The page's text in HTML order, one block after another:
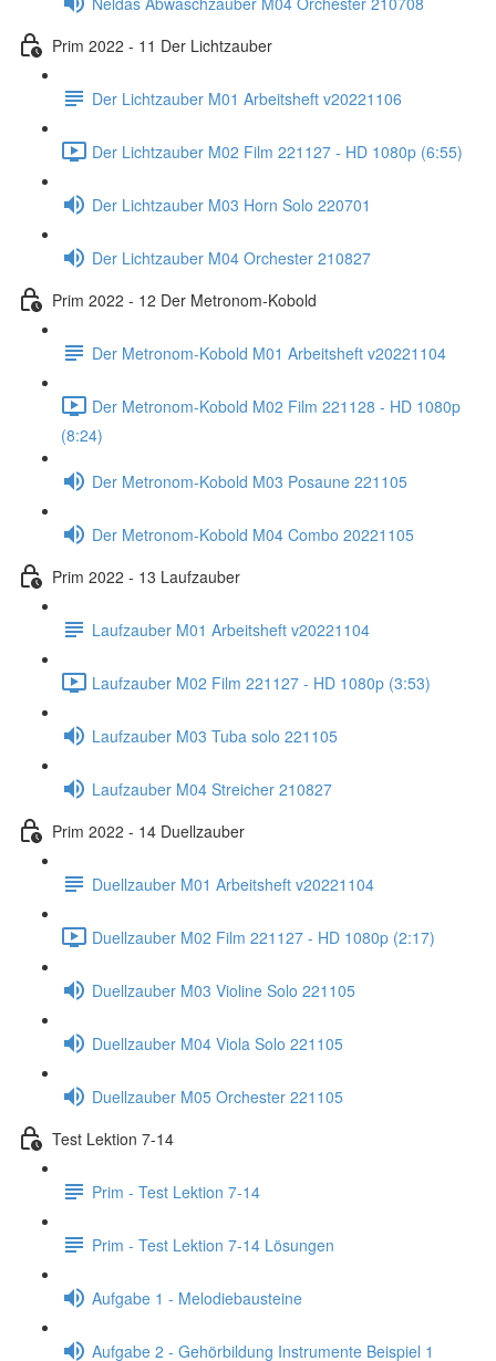
Prim 2022 - 11 Der Lichtzauber
Der Lichtzauber M01 Arbeitsheft v20221106
Der Lichtzauber M02 Film 221127 - HD 1080p (6:55)
Der Lichtzauber M03 Horn Solo 220701
Der Lichtzauber M04 Orchester 210827
Prim 2022 - 12 Der Metronom-Kobold
Der Metronom-Kobold M01 Arbeitsheft v20221104
Der Metronom-Kobold M02 Film 221128 - HD 1080p
(8:24)
Der Metronom-Kobold M03 Posaune 221105
Der Metronom-Kobold M04 Combo 20221105
Prim 2022 - 13 Laufzauber
Laufzauber M01 Arbeitsheft v20221104
Laufzauber M02 Film 221127 - HD 1080p (3:53)
Laufzauber M03 Tuba solo 221105
Laufzauber M04 Streicher 210827
Prim 2022 - 14 Duellzauber
Duellzauber M01 Arbeitsheft v20221104
Duellzauber M02 Film 221127 - HD 1080p (2:17)
Duellzauber M03 Violine Solo 221105
Duellzauber M04 Viola Solo 221105
Duellzauber M05 Orchester 221105
Test Lektion 7-14
Prim - Test Lektion 7-14
Prim - Test Lektion 7-14 Lösungen
Aufgabe 1 - Melodiebausteine
Aufgabe 2 - Gehörbildung Instrumente Beispiel 1